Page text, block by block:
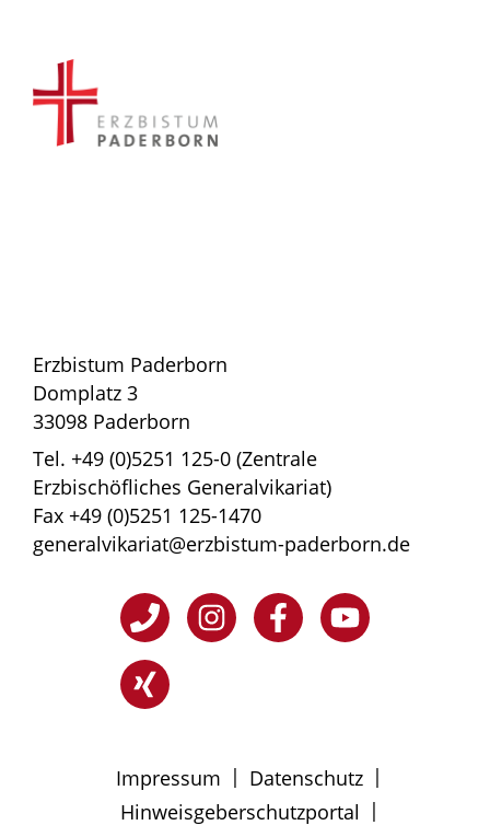
Erzbistum Paderborn
Domplatz 3
33098 Paderborn
Tel. +49 (0)5251 125-0 (Zentrale
Erzbischöfliches Generalvikariat)
Fax +49 (0)5251 125-1470
generalvikariat@erzbistum-paderborn.de
Impressum | Datenschutz |
Hinweisgeberschutzportal |